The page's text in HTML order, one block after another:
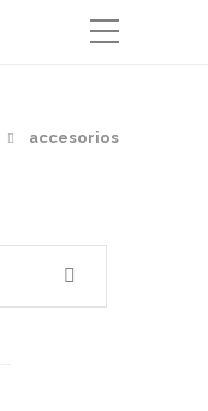
accesorios